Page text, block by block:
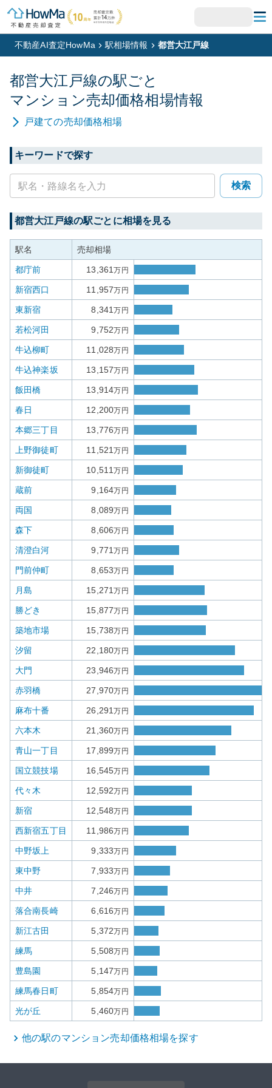
不動産AI査定HowMa 駅相場情報 都営大江戸線
都営大江戸線の駅ごと
マンション売却価格相場情報
戸建ての売却価格相場
キーワードで探す
検索
都営大江戸線の駅ごとに相場を見る
駅名 売却相場
都庁前 13,361万円
新宿西口 11,957万円
東新宿 8,341万円
若松河田 9,752万円
牛込柳町 11,028万円
牛込神楽坂 13,157万円
飯田橋 13,914万円
春日 12,200万円
本郷三丁目 13,776万円
上野御徒町 11,521万円
新御徒町 10,511万円
蔵前 9,164万円
両国 8,089万円
森下 8,606万円
清澄白河 9,771万円
門前仲町 8,653万円
月島 15,271万円
勝どき 15,877万円
築地市場 15,738万円
汐留 22,180万円
大門 23,946万円
赤羽橋 27,970万円
麻布十番 26,291万円
六本木 21,360万円
青山一丁目 17,899万円
国立競技場 16,545万円
代々木 12,592万円
新宿 12,548万円
西新宿五丁目 11,986万円
中野坂上 9,333万円
東中野 7,933万円
中井 7,246万円
落合南長崎 6,616万円
新江古田 5,372万円
練馬 5,508万円
豊島園 5,147万円
練馬春日町 5,854万円
光が丘 5,460万円
他の駅のマンション売却価格相場を探す